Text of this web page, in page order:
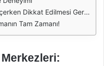
Dikkat Edilmesi Gerekenler
Tam Zamanı!